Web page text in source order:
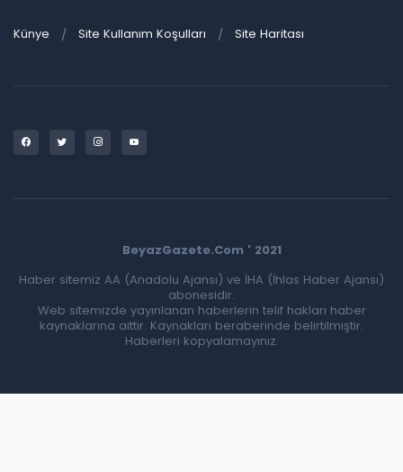
Künye Site Kullanım Koşulları Site Haritası
BeyazGazete.Com ' 2021
Haber sitemiz AA (Anadolu Ajansı) ve İHA (İhlas Haber Ajansı)
abonesidir.
Web sitemizde yayınlanan haberlerin telif hakları haber
kaynaklarına aittir. Kaynakları beraberinde belirtilmiştir.
Haberleri kopyalamayınız.